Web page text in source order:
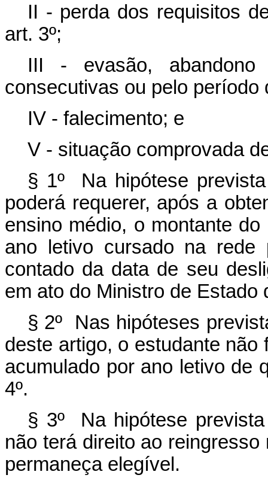
II - perda dos requisitos
art. 3º;
III - evasão,
consecutivas ou pelo período
IV - falecimento; e
V - situação comprovada
§ 1º Na hipótese
poderá requerer, após a
ensino médio, o montante
ano letivo cursado na rede
contado da data de seu
em ato do Ministro de Estado
§ 2º Nas hipóteses
deste artigo, o estudante
acumulado por ano letivo de
4º.
§ 3º Na hipótese
não terá direito ao
permaneça elegível.